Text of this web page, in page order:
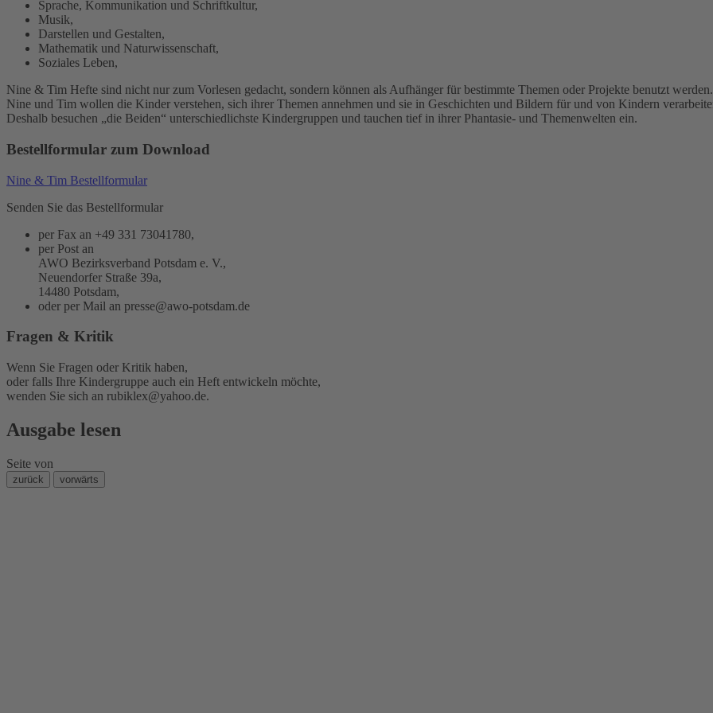
Sprache, Kommunikation und Schriftkultur,
Musik,
Darstellen und Gestalten,
Mathematik und Naturwissenschaft,
Soziales Leben,
Nine & Tim Hefte sind nicht nur zum Vorlesen gedacht, sondern können als Aufhänger für bestimmte Themen oder Projekte benutzt werden.
Nine und Tim wollen die Kinder verstehen, sich ihrer Themen annehmen und sie in Geschichten und Bildern für und von Kindern
Deshalb besuchen „die Beiden“ unterschiedlichste Kindergruppen und tauchen tief in ihrer Phantasie- und Themenwelten ein.
Bestellformular zum Download
Nine & Tim Bestellformular
Senden Sie das Bestellformular
per Fax an +49 331 73041780,
per Post an
AWO Bezirksverband Potsdam e. V.,
Neuendorfer Straße 39a,
14480 Potsdam,
oder per Mail an presse@awo-potsdam.de
Fragen & Kritik
Wenn Sie Fragen oder Kritik haben,
oder falls Ihre Kindergruppe auch ein Heft entwickeln möchte,
wenden Sie sich an rubiklex@yahoo.de.
Ausgabe lesen
Seite von
zurück vorwärts